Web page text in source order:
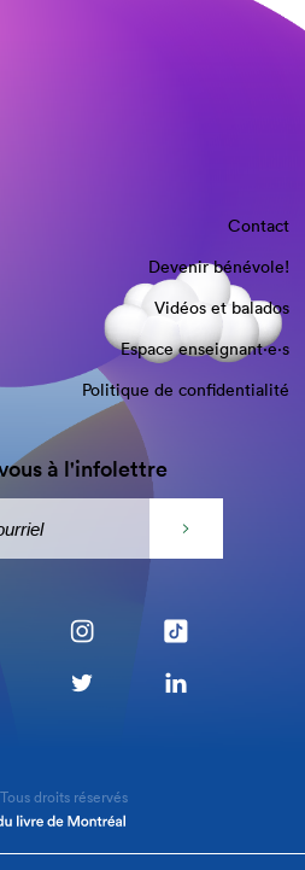
Contact
Devenir bénévole!
Vidéos et balados
Espace enseignant·e⋅s
Politique de confidentialité
à l'infolettre
droits réservés